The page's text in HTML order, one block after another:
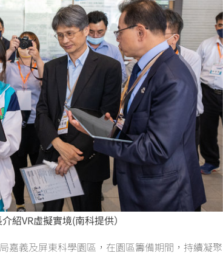
紹VR虛擬實境(南科提供）
嘉義及屏東科學園區，在園區籌備期間，持續凝聚